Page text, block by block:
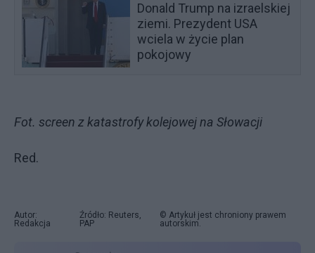
Donald Trump na izraelskiej
ziemi. Prezydent USA
wciela w życie plan
pokojowy
Fot. screen z katastrofy kolejowej na Słowacji
Red.
Autor:
Redakcja
Źródło: Reuters,
PAP
© Artykuł jest chroniony prawem
autorskim.